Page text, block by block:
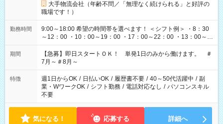
大手物流会社（年齢不問／「無理なく続けられる」と好評の
職場です！）
勤務時間
9:00～18:00 希望の時間帯を選べます！ ＜シフト例＞ ・8：30
～12：00 ・10：00～19：00 ・17：00～22：00 ・13：00～
22：00 ・22：00～翌6：00 など
期間
【急募】即日スタートＯＫ！ 単発1日のみから働けます。 ＃
7月～＃8月～
特徴 週1日からOK / 日払いOK / 履歴書不要 / 40～50代活躍中 / 副
業・WワークOK / シフト勤務 / 電話対応なし / パソコンスキル
不要
気になる！ 応募する 詳細へ